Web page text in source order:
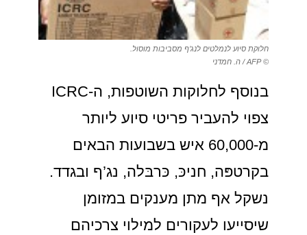
חלוקת סיוע לנמלטים לנג’ף מסביבות מוסול.
© AFP / ה. חמדני
בנוסף לחלוקות השוטפות, ה-ICRC
צפוי להעביר פריטי סיוע ליותר
מ-60,000 איש בשבועות הבאים
בקרטפּה, חניכּ, כּרבּלה, נג’ף ובגדד.
נשקל אף מתן מענקים במזומן
שיסייעו לעקורים למילוי צרכיהם